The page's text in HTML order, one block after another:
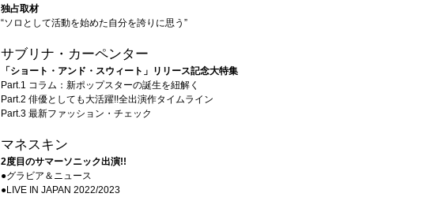
独占取材
“ソロとして活動を始めた自分を誇りに思う”
サブリナ・カーペンター
「ショート・アンド・スウィート」リリース記念大特集
Part.1 コラム：新ポップスターの誕生を紐解く
Part.2 俳優としても大活躍!!全出演作タイムライン
Part.3 最新ファッション・チェック
マネスキン
2度目のサマーソニック出演!!
●グラビア＆ニュース
●LIVE IN JAPAN 2022/2023